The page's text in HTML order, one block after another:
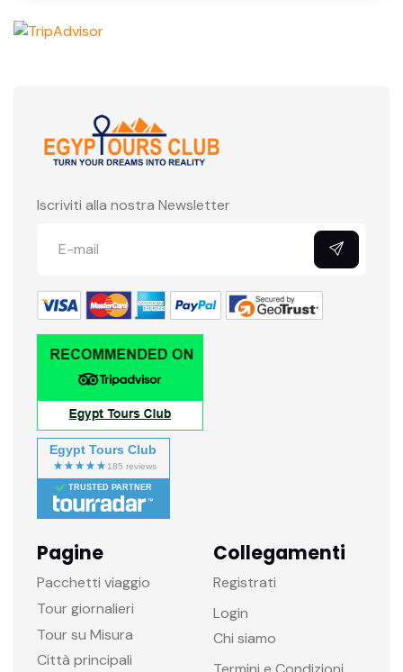
Iscriviti alla nostra Newsletter
Egypt Tours Club
TRUSTED PARTNER
Pagine
Pacchetti viaggio
Tour giornalieri
Tour su Misura
Città principali
Collegamenti
Registrati
Login
Chi siamo